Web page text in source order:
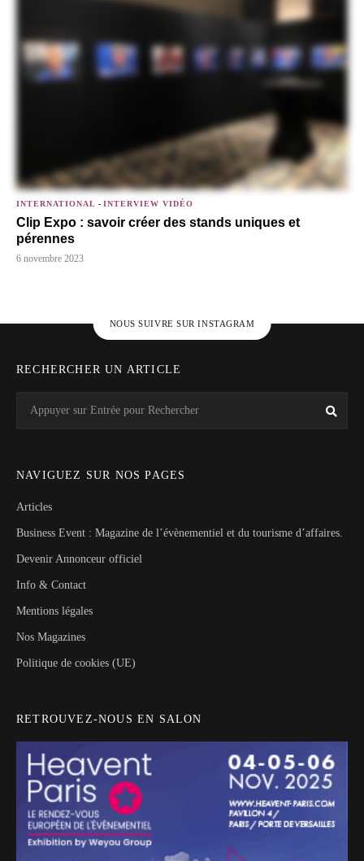
INTERNATIONAL - INTERVIEW VIDÉO
Clip Expo : savoir créer des stands uniques et
pérennes
6 novembre 2023
NOUS SUIVRE SUR INSTAGRAM
RECHERCHER UN ARTICLE
for:
NAVIGUEZ SUR NOS PAGES
Articles
Business Event : Magazine de l’évènementiel et du tourisme d’affaires.
Devenir Annonceur officiel
Info & Contact
Mentions légales
Nos Magazines
Politique de cookies (UE)
RETROUVEZ-NOUS EN SALON